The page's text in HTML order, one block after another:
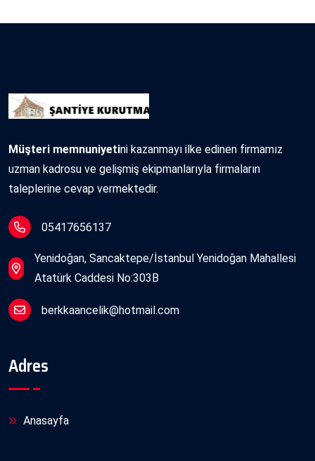
Müşteri memnuniyetini kazanmayı ilke edinen firmamız
uzman kadrosu ve gelişmiş ekipmanlarıyla firmaların
taleplerine cevap vermektedir.
05417656137
Yenidoğan, Sancaktepe/İstanbul Yenidoğan Mahallesi
Atatürk Caddesi No:303B
berkkaancelik@hotmail.com
Adres
Anasayfa